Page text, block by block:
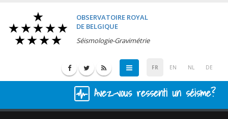
OBSERVATOIRE ROYAL
DE BELGIQUE
Séismologie-Gravimétrie
FR EN NL DE
Avez-vous ressenti un séisme?